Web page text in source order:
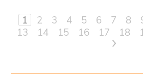
1 2 3 4 5 6 7 8
13
14 15 16 17 18
>